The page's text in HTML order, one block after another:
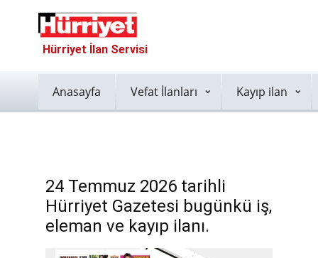
Hürriyet İlan Servisi
Anasayfa Vefat İlanları Kayıp ilan
24 Temmuz 2026 tarihli
Hürriyet Gazetesi bugünkü iş,
eleman ve kayıp ilanı.